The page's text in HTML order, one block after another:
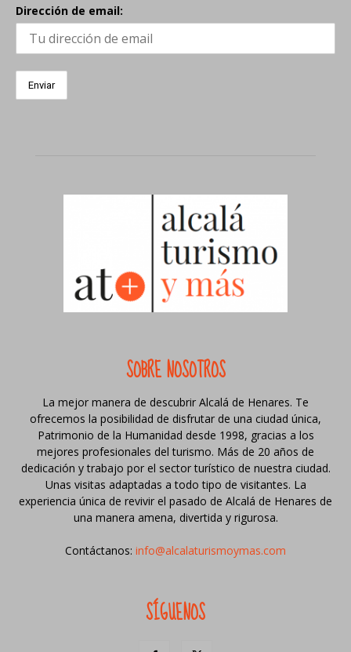
Dirección de email:
SOBRE NOSOTROS
La mejor manera de descubrir Alcalá de Henares. Te
ofrecemos la posibilidad de disfrutar de una ciudad única,
Patrimonio de la Humanidad desde 1998, gracias a los
mejores profesionales del turismo. Más de 20 años de
dedicación y trabajo por el sector turístico de nuestra ciudad.
Unas visitas adaptadas a todo tipo de visitantes. La
experiencia única de revivir el pasado de Alcalá de Henares de
una manera amena, divertida y rigurosa.
Contáctanos: info@alcalaturismoymas.com
SÍGUENOS